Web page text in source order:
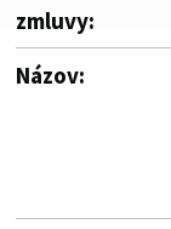
zmluvy:
Názov: